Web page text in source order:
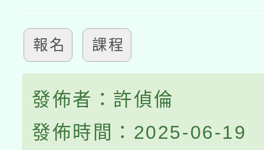
報名 課程
發佈者：許偵倫
發佈時間：2025-06-19